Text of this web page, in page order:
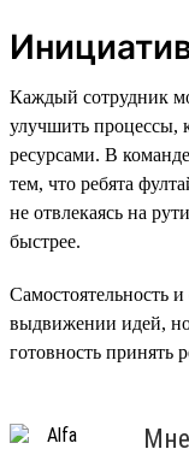
Каждый сотрудник
улучшить процессы,
ресурсами. В
тем, что ребята
не отвлекаясь на
быстрее.
Самостоятельность
выдвижении идей, но
готовность принять